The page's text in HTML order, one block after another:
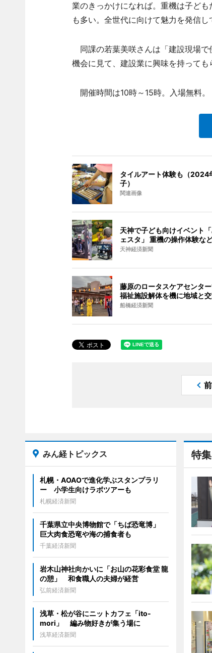
業のきっかけになれば。重機は子ど
も多い。全世代に向けて魅力を発信し
同課の若葉美咲さんは「建設現場で
機会に見て、建設業に興味を持っても
開催時間は10時～15時。入場無料。
タイルアート体験も（2024
子）
関連画像
天神で子ども向けイベント
ェスタ」 重機の操作体験な
天神経済新聞
藤原のロータスケアセンター
福祉施設解体を機に地域と
船橋経済新聞
特集
みん経トピックス
札幌・AOAOで進化学ぶスタンプラリ
ー 小学生向けラボツアーも
札幌経済新聞
千葉県立中央博物館で「ちば恐竜博」
巨大肉食恐竜や海の捕食者も
千葉経済新聞
岩木山神社向かいに「お山の花彩食堂 龍
の憩」 和食職人の夫婦が経営
弘前経済新聞
浅草・松が谷にニットカフェ「ito-
mori」 編み物好きが集う場に
浅草経済新聞